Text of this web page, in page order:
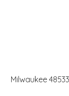
Milwaukee